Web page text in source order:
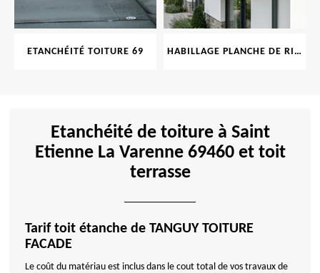
ETANCHÉITÉ TOITURE 69 HABILLAGE PLANCHE DE RIVE 69
Etanchéité de toiture à Saint
Etienne La Varenne 69460 et toit
terrasse
Tarif toit étanche de TANGUY TOITURE
FACADE
Le coût du matériau est inclus dans le cout total de vos travaux de